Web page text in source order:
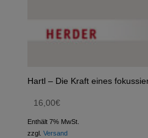
Hartl – Die Kraft eines
16,00€
Enthält 7% MwSt.
zzgl. Versand